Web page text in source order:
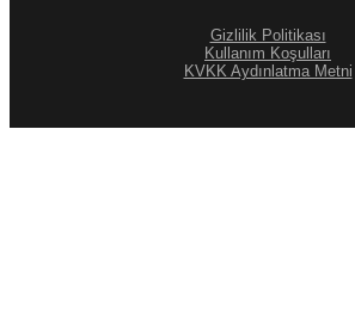
Gizlilik Politikası
Kullanım Koşulları
KVKK Aydınlatma Metni